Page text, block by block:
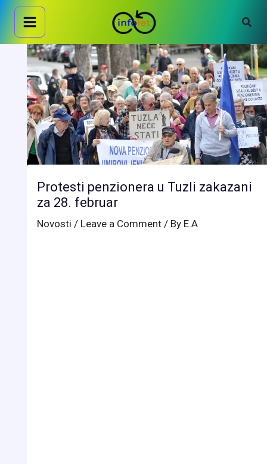
Skip
content
Protesti penzionera u Tuzli zakazani
za 28. februar
Novosti / Leave a Comment / By E.A